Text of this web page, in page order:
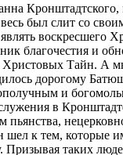
Кронштадтского,
был слит со
воскресшего
благочестия и
Тайн. А
дорогому
и
в
шел к тем, которые
Призывая таких